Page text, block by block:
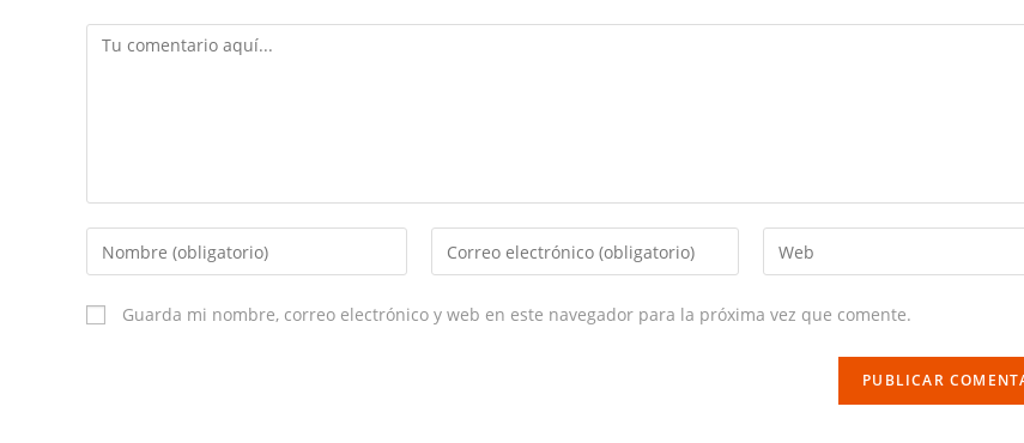
Comment
Enter
your
name
or
Enter
your
Enter
your
Guarda mi nombre, correo electrónico y web en este navegador para la próxima vez que comente.